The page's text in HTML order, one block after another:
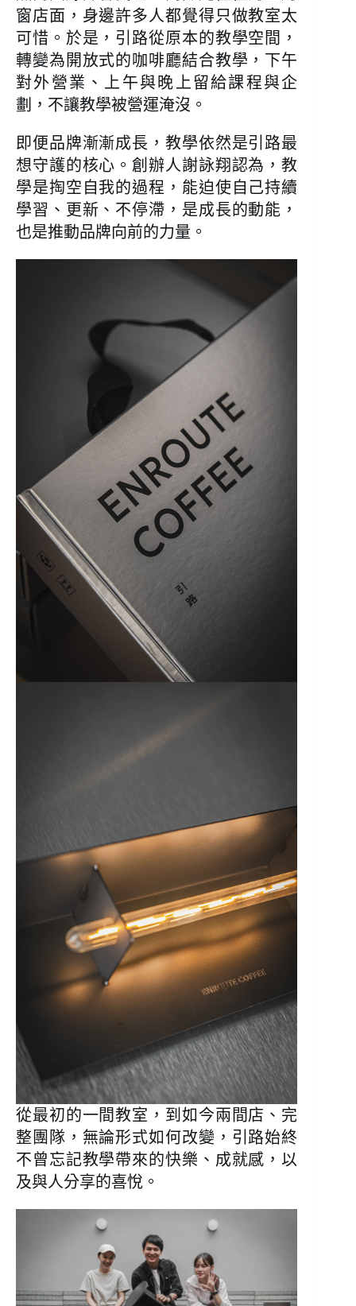
窗店面，身邊許多人都覺得只做教室太
可惜。於是，引路從原本的教學空間，
轉變為開放式的咖啡廳結合教學，下午
對外營業、上午與晚上留給課程與企
劃，不讓教學被營運淹沒。
即便品牌漸漸成長，教學依然是引路最
想守護的核心。創辦人謝詠翔認為，教
學是掏空自我的過程，能迫使自己持續
學習、更新、不停滯，是成長的動能，
也是推動品牌向前的力量。
從最初的一間教室，到如今兩間店、完
整團隊，無論形式如何改變，引路始終
不曾忘記教學帶來的快樂、成就感，以
及與人分享的喜悅。